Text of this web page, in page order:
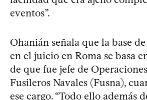
eventos”.
Ohanián señala que la base
en el juicio en Roma se basa
de que fue jefe de
Fusileros Navales (Fusna),
ese cargo. “Todo ello además